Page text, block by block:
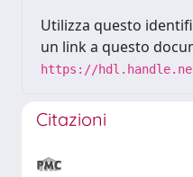
Utilizza questo
un link a questo
https://
Citazioni